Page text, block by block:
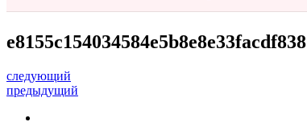
e8155c154034584e5b8e8e33facdf838
следующий
предыдущий